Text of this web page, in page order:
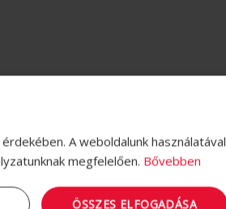
A weboldalunk használatával
megfelelően. Bővebben
ÖSSZES ELFOGADÁSA